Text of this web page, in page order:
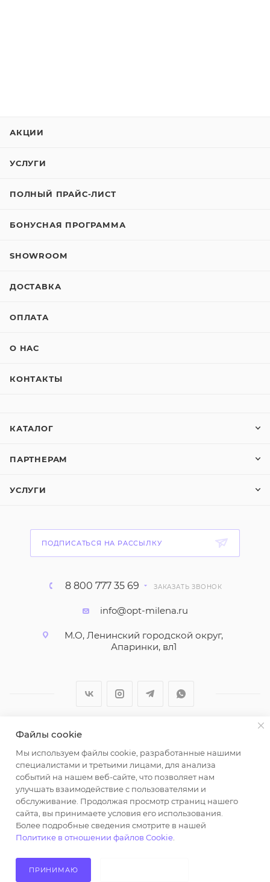
АКЦИИ
УСЛУГИ
ПОЛНЫЙ ПРАЙС-ЛИСТ
БОНУСНАЯ ПРОГРАММА
SHOWROOM
ДОСТАВКА
ОПЛАТА
О НАС
КОНТАКТЫ
КАТАЛОГ
ПАРТНЕРАМ
УСЛУГИ
ПОДПИСАТЬСЯ НА РАССЫЛКУ
8 800 777 35 69 ЗАКАЗАТЬ ЗВОНОК
info@opt-milena.ru
М.О, Ленинский городской округ,
Апаринки, вл1
2026 © ООО "Вайт Текстиль групп"
Любая информация на сайте носит справочный
характер и не является публичной офертой
определяемой положениями пункта 2 статьи 437
Гражданского кодекса Российской Федерации.
Использование любых материалов, опубликованных
на https://opt-milena.ru, допустимо только при
наличии письменного разрешения редакции и
активной ссылки на https://opt-milena.ru
Файлы cookie
Мы используем файлы cookie, разработанные нашими
специалистами и третьими лицами, для анализа
событий на нашем веб-сайте, что позволяет нам
улучшать взаимодействие с пользователями и
обслуживание. Продолжая просмотр страниц нашего
сайта, вы принимаете условия его использования.
Более подробные сведения смотрите в нашей
Политике в отношении файлов Cookie
ПРИНИМАЮ